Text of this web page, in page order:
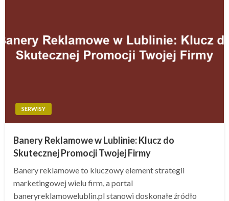
SERWISY
Banery Reklamowe w Lublinie: Klucz do
Skutecznej Promocji Twojej Firmy
Banery reklamowe to kluczowy element strategii
marketingowej wielu firm, a portal
baneryreklamowelublin.pl stanowi doskonałe źródło